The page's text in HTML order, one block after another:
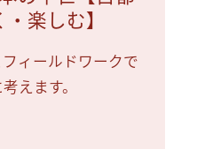
楽しむ】
ィールドワークで
えます。